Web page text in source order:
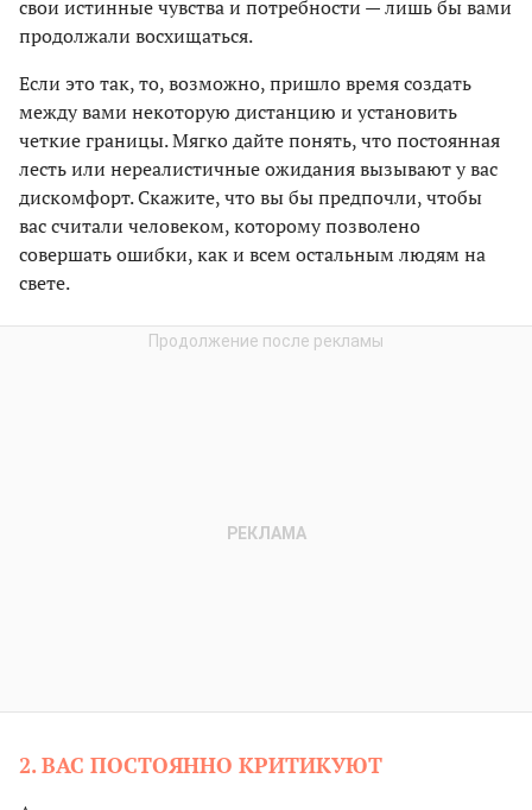
свои истинные чувства и потребности — лишь бы вами
продолжали восхищаться.
Если это так, то, возможно, пришло время создать
между вами некоторую дистанцию ​​и установить
четкие границы. Мягко дайте понять, что постоянная
лесть или нереалистичные ожидания вызывают у вас
дискомфорт. Скажите, что вы бы предпочли, чтобы
вас считали человеком, которому позволено
совершать ошибки, как и всем остальным людям на
свете.
2. ВАС ПОСТОЯННО КРИТИКУЮТ